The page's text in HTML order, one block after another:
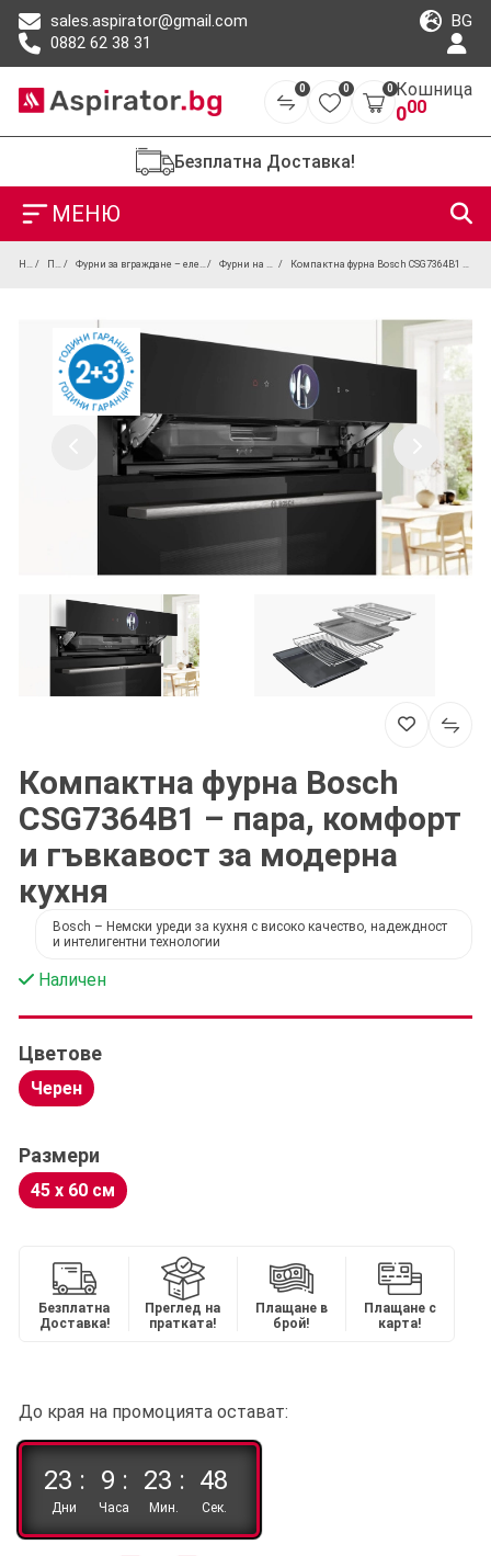
sales.aspirator@gmail.com
0882 62 38 31
BG
Безплатна Доставка!
0 0 0 Кошница
000
МЕНЮ
Начало Продукти Фурни за вграждане – електрически, парни и пиролитични Фурни на пара за вграждане Компактна фурна Bosch CSG7364B1 – пара, комфорт и гъвкавост за модерна кухня
Компактна фурна Bosch
CSG7364B1 – пара, комфорт
и гъвкавост за модерна
кухня
Bosch – Немски уреди за кухня с високо качество, надеждност
и интелигентни технологии
Наличен
Цветове
Черен
Размери
45 х 60 см
Безплатна
Доставка!
Преглед на
пратката!
Плащане в
брой!
Плащане с
карта!
До края на промоцията остават:
23 :
Дни
9 :
Часа
23 :
Мин.
47
Сек.